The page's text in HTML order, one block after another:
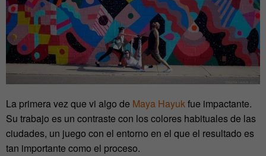
La primera vez que vi algo de Maya Hayukfue impactante.
Su trabajo es un contraste con los colores habituales de las
ciudades, un juego con el entorno en el que el resultado es
tan importante como el proceso.